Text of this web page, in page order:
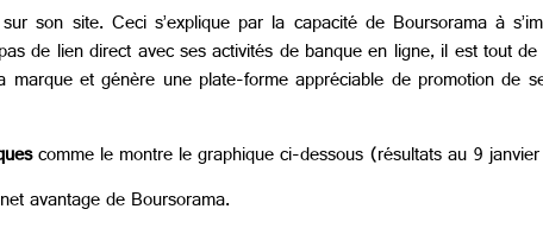
son site. Ceci s’explique par la capacité de Boursorama à
de lien direct avec ses activités de banque en ligne, il est tout
et génère une plate-forme appréciable de promotion de
comme le montre le graphique ci-dessous (résultats au 9
avantage de Boursorama.